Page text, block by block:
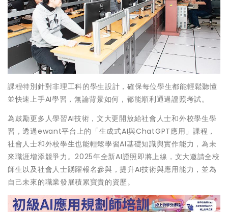
課程特別針對非理工科的學生設計，確保每位學生都能輕鬆聽懂
並快速上手AI學習，無論背景如何，都能順利通過證照考試。
為鼓勵更多人學習AI技術，文大更開放給社會人士和外校學生學
習，透過ewant平台上的「生成式AI與ChatGPT應用」課程，
社會人士和外校學生也能輕鬆學習AI基礎知識與實作能力，為未
來職涯增添競爭力。2025年全新AI證照即將上線，文大邀請全校
師生以及社會人士踴躍報名參與，提升AI技術與應用能力，並為
自己未來的職業發展積累寶貴的資歷。